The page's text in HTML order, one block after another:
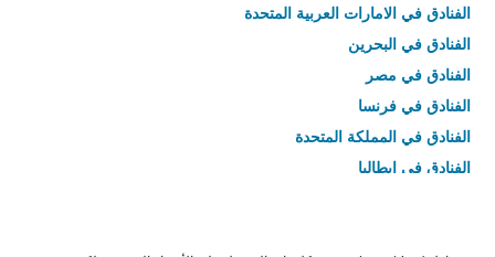
الفنادق في الامارات العربية المتحدة
الفنادق في البحرين
الفنادق في مصر
الفنادق في فرنسا
الفنادق في المملكة المتحدة
الفنادق في إيطاليا